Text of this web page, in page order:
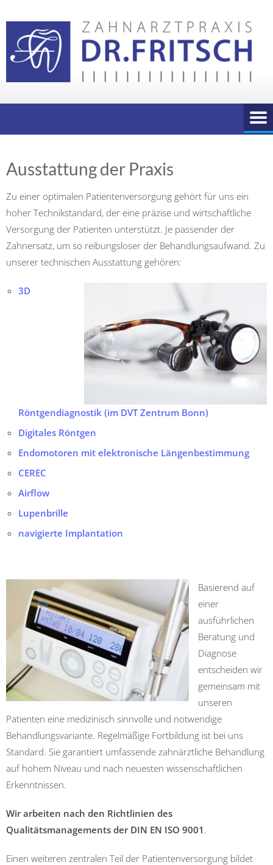
to
content
Ausstattung der Praxis
Zu einer optimalen Patientenversorgung gehört für uns ein
hoher Technikstandard, der eine präzise und wirtschaftliche
Versorgung der Patienten unterstützt. Je passender der
Zahnersatz, um so reibungsloser der Behandlungsaufwand. Zu
unserer technischen Ausstattung gehören:
3D
Röntgendiagnostik (im DVT Zentrum Bonn)
Digitales Röntgen
Endomotoren mit elektronische Längenbestimmung
CEREC
Airflow
Lupenbrille
navigierte Implantation
Basierend auf
einer
ausführlichen
Beratung und
Diagnose
entscheiden wir
gemeinsam mit
unseren
Patienten eine medizinisch sinnvolle und notwendige
Behandlungsvariante. Regelmäßige Fortbildung ist bei uns
Standard. Sie garantiert umfassende zahnärztliche Behandlung
auf hohem Niveau und nach neuesten wissenschaftlichen
Erkenntnissen.
Wir arbeiten nach den Richtlinien des
Qualitätsmanagements der DIN EN ISO 9001 .
Einen weiteren zentralen Teil der Patientenversorgung bildet